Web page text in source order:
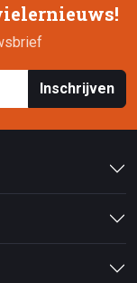
Inschrijven